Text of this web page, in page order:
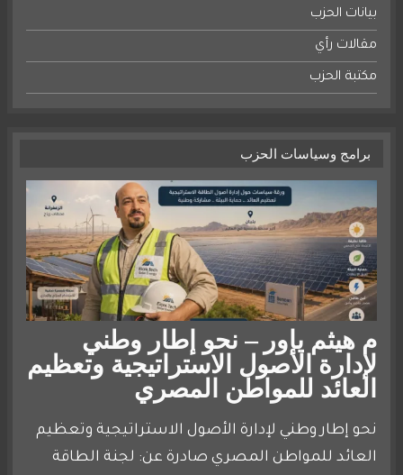
بيانات الحزب
مقالات رأي
مكتبة الحزب
برامج وسياسات الحزب
م هيثم ياور – نحو إطار وطني
لإدارة الأصول الاستراتيجية وتعظيم
العائد للمواطن المصري
نحو إطار وطني لإدارة الأصول الاستراتيجية وتعظيم
العائد للمواطن المصري صادرة عن: لجنة الطاقة